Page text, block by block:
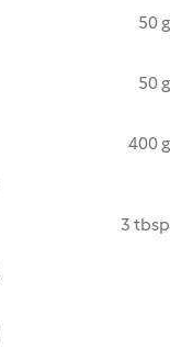
50 g
50 g
400 g
3 tbsp